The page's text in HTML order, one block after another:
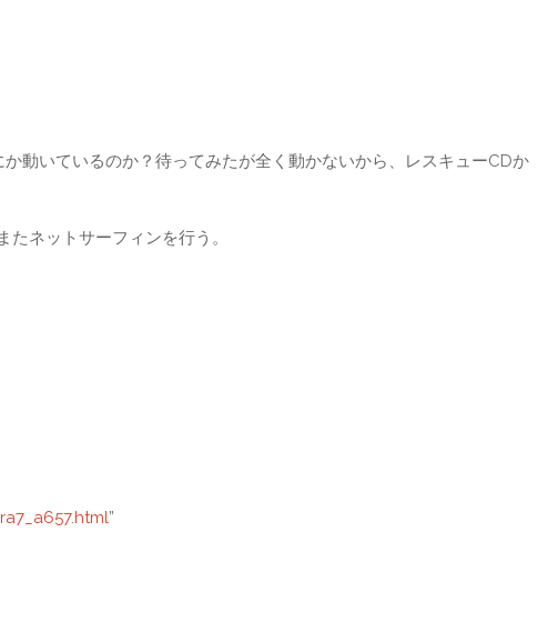
動いているのか？待ってみたが全く動かないから、レスキューCDか
ネットサーフィンを行う。
”